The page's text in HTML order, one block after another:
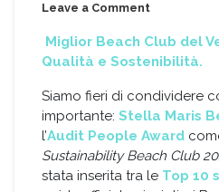
Leave a Comment
Beach
Club
Veneto
2025
per
Qualità
e
Miglior Beach Club del
Qualità e Sostenibilità.
Siamo fieri di condividere
importante: Stella Maris
l’Audit People Award
Sustainability Beach Club
stata inserita tra le Top 10